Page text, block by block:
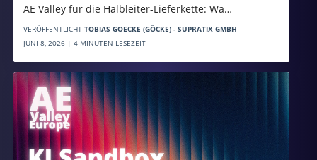
AE Valley für die Halbleiter-Lieferkette: Wa…
VERÖFFENTLICHT TOBIAS GOECKE (GÖCKE) - SUPRATIX GMBH
JUNI 8, 2026 | 4 MINUTEN LESEZEIT